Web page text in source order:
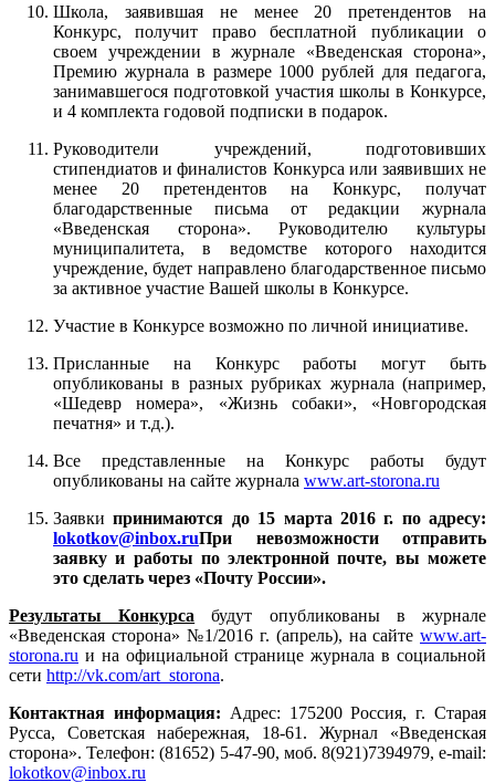
Школа, заявившая не менее 20 претендентов на
Конкурс, получит право бесплатной публикации о
своем учреждении в журнале «Введенская сторона»,
Премию журнала в размере 1000 рублей для педагога,
занимавшегося подготовкой участия школы в Конкурсе,
и 4 комплекта годовой подписки в подарок.
Руководители учреждений, подготовивших
стипендиатов и финалистов Конкурса или заявивших не
менее 20 претендентов на Конкурс, получат
благодарственные письма от редакции журнала
«Введенская сторона». Руководителю культуры
муниципалитета, в ведомстве которого находится
учреждение, будет направлено благодарственное письмо
за активное участие Вашей школы в Конкурсе.
Участие в Конкурсе возможно по личной инициативе.
Присланные на Конкурс работы могут быть
опубликованы в разных рубриках журнала (например,
«Шедевр номера», «Жизнь собаки», «Новгородская
печатня» и т.д.).
Все представленные на Конкурс работы будут
опубликованы на сайте журнала www.art-storona.ru
Заявки принимаются до 15 марта 2016г. по адресу:
lokotkov@inbox.ruПри невозможности отправить
заявку и работы по электронной почте, вы можете
это сделать через «Почту России».
Результаты Конкурса будут опубликованы в журнале
«Введенская сторона» №1/2016 г. (апрель), на сайте www.art-
storona.ru и на официальной странице журнала в социальной
сети http://vk.com/art_storona.
Контактная информация: Адрес: 175200 Россия, г. Старая
Русса, Советская набережная, 18-61. Журнал «Введенская
сторона». Телефон: (81652) 5-47-90, моб. 8(921)7394979, e-mail:
lokotkov@inbox.ru